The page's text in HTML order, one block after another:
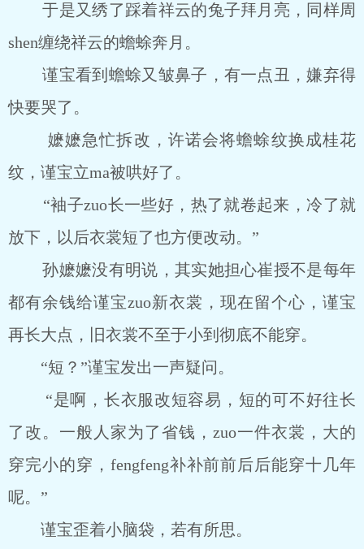
于是又绣了踩着祥云的兔子拜月亮，同样周
shen缠绕祥云的蟾蜍奔月。
谨宝看到蟾蜍又皱鼻子，有一点丑，嫌弃得
快要哭了。
嬷嬷急忙拆改，许诺会将蟾蜍纹换成桂花
纹，谨宝立ma被哄好了。
“袖子zuo长一些好，热了就卷起来，冷了就
放下，以后衣裳短了也方便改动。”
孙嬷嬷没有明说，其实她担心崔授不是每年
都有余钱给谨宝zuo新衣裳，现在留个心，谨宝
再长大点，旧衣裳不至于小到彻底不能穿。
“短？”谨宝发出一声疑问。
“是啊，长衣服改短容易，短的可不好往长
了改。一般人家为了省钱，zuo一件衣裳，大的
穿完小的穿，fengfeng补补前前后后能穿十几年
呢。”
谨宝歪着小脑袋，若有所思。